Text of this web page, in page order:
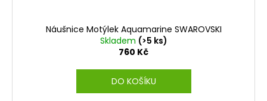
Náušnice Motýlek Aquamarine SWAROVSKI
Skladem (>5 ks)
760 Kč
DO KOŠÍKU